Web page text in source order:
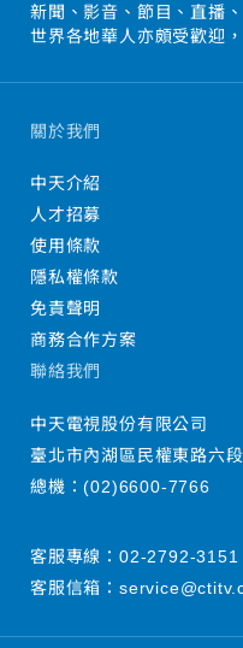
新聞、影音、節目、直播
世界各地華人亦頗受歡迎
關於我們
中天介紹
人才招募
使用條款
隱私權條款
免責聲明
商務合作方案
聯絡我們
中天電視股份有限公司
臺北市內湖區民權東路六
總機：(02)6600-7766
客服專線： 02-2792-3151
客服信箱：